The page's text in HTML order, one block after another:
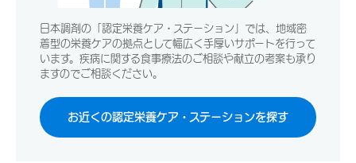
日本調剤の「認定栄養ケア・ステーション」では、地域密
着型の栄養ケアの拠点として幅広く手厚いサポートを行って
います。疾病に関する食事療法のご相談や献立の考案も承り
ますのでご相談ください。
お近くの認定栄養ケア・ステーションを探す